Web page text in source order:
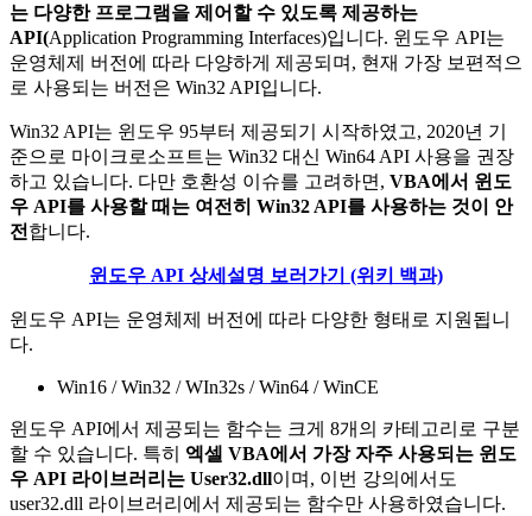
는 다양한 프로그램을 제어할 수 있도록 제공하는
API(Application Programming Interfaces)입니다. 윈도우 API는
운영체제 버전에 따라 다양하게 제공되며, 현재 가장 보편적으
로 사용되는 버전은 Win32 API입니다.
Win32 API는 윈도우 95부터 제공되기 시작하였고, 2020년 기
준으로 마이크로소프트는 Win32 대신 Win64 API 사용을 권장
하고 있습니다. 다만 호환성 이슈를 고려하면, VBA에서 윈도
우 API를 사용할 때는 여전히 Win32 API를 사용하는 것이 안
전 합니다.
윈도우 API 상세설명 보러가기 (위키 백과)
윈도우 API는 운영체제 버전에 따라 다양한 형태로 지원됩니
다.
Win16 / Win32 / WIn32s / Win64 / WinCE
윈도우 API에서 제공되는 함수는 크게 8개의 카테고리로 구분
할 수 있습니다. 특히 엑셀 VBA에서 가장 자주 사용되는 윈도
우 API 라이브러리는 User32.dll이며, 이번 강의에서도
user32.dll 라이브러리에서 제공되는 함수만 사용하였습니다.